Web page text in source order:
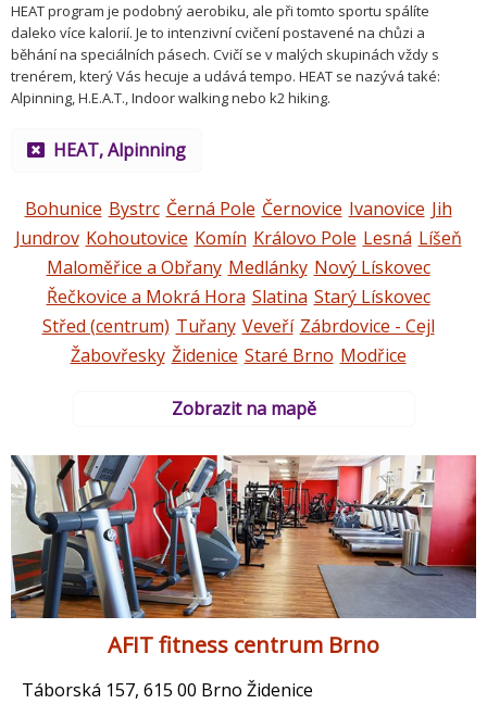
HEAT program je podobný aerobiku, ale při tomto sportu spálíte
daleko více kalorií. Je to intenzivní cvičení postavené na chůzi a
běhání na speciálních pásech. Cvičí se v malých skupinách vždy s
trenérem, který Vás hecuje a udává tempo. HEAT se nazývá také:
Alpinning, H.E.A.T., Indoor walking nebo k2 hiking.
HEAT, Alpinning
Bohunice Bystrc Černá Pole Černovice Ivanovice Jih
Jundrov Kohoutovice Komín Královo Pole Lesná Líšeň
Maloměřice a Obřany Medlánky Nový Lískovec
Řečkovice a Mokrá Hora Slatina Starý Lískovec
Střed (centrum) Tuřany Veveří Zábrdovice - Cejl
Žabovřesky Židenice Staré Brno Modřice
Zobrazit na mapě
AFIT fitness centrum Brno
Táborská 157, 615 00 Brno Židenice